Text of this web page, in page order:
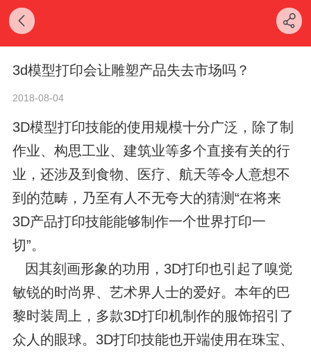
3d模型打印会让雕塑产品失去市场吗？
2018-08-04
3D模型打印技能的使用规模十分广泛，除了制
作业、构思工业、建筑业等多个直接有关的行
业，还涉及到食物、医疗、航天等令人意想不
到的范畴，乃至有人不无夸大的猜测“在将来
3D产品打印技能能够制作一个世界打印一
切”。
因其刻画形象的功用，3D打印也引起了嗅觉
敏锐的时尚界、艺术界人士的爱好。本年的巴
黎时装周上，多款3D打印机制作的服饰招引了
众人的眼球。3D打印技能也开端使用在珠宝、